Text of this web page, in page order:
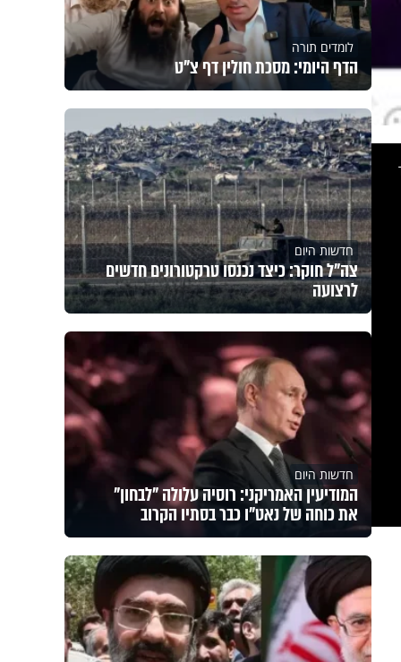
This
is
a
modal
window.
לומדים תורה
הדף היומי: מסכת חולין דף צ"ט
חדשות היום
צה"ל חוקר: כיצד נכנסו טרקטורונים חדשים
לרצועה
חדשות היום
המודיעין האמריקני: רוסיה עלולה "לבחון"
את כוחה של נאט"ו כבר בסתיו הקרוב